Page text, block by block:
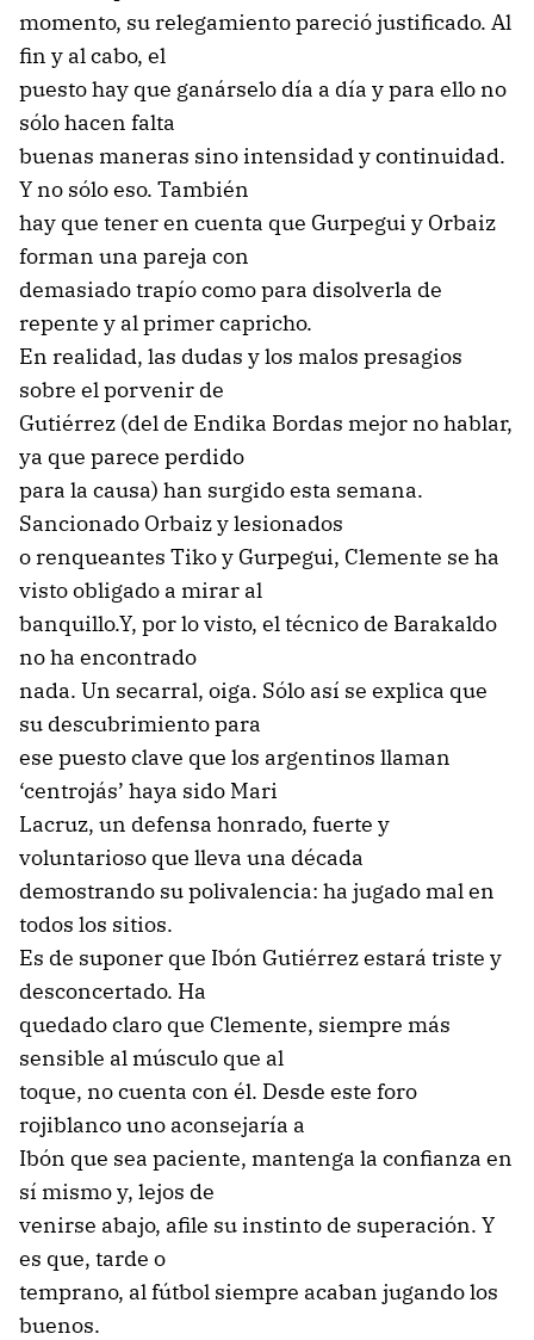
momento, su relegamiento pareció justificado. Al
fin y al cabo, el
puesto hay que ganárselo día a día y para ello no
sólo hacen falta
buenas maneras sino intensidad y continuidad.
Y no sólo eso. También
hay que tener en cuenta que Gurpegui y Orbaiz
forman una pareja con
demasiado trapío como para disolverla de
repente y al primer capricho.
En realidad, las dudas y los malos presagios
sobre el porvenir de
Gutiérrez (del de Endika Bordas mejor no hablar,
ya que parece perdido
para la causa) han surgido esta semana.
Sancionado Orbaiz y lesionados
o renqueantes Tiko y Gurpegui, Clemente se ha
visto obligado a mirar al
banquillo.Y, por lo visto, el técnico de Barakaldo
no ha encontrado
nada. Un secarral, oiga. Sólo así se explica que
su descubrimiento para
ese puesto clave que los argentinos llaman
‘centrojás’ haya sido Mari
Lacruz, un defensa honrado, fuerte y
voluntarioso que lleva una década
demostrando su polivalencia: ha jugado mal en
todos los sitios.
Es de suponer que Ibón Gutiérrez estará triste y
desconcertado. Ha
quedado claro que Clemente, siempre más
sensible al músculo que al
toque, no cuenta con él. Desde este foro
rojiblanco uno aconsejaría a
Ibón que sea paciente, mantenga la confianza en
sí mismo y, lejos de
venirse abajo, afile su instinto de superación. Y
es que, tarde o
temprano, al fútbol siempre acaban jugando los
buenos.